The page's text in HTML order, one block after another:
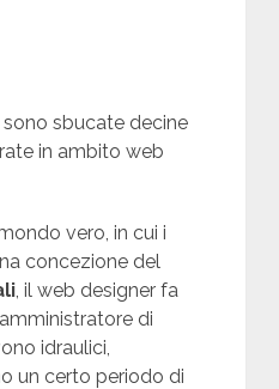
sbucate decine
in ambito web
vero, in cui i
concezione del
, il web designer fa
di
idraulici,
un certo periodo di